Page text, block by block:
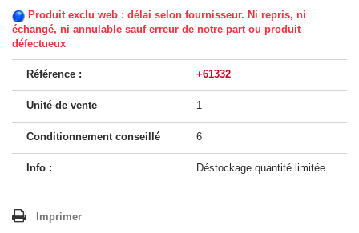
Produit exclu web : délai selon fournisseur. Ni repris, ni
échangé, ni annulable sauf erreur de notre part ou produit
défectueux
Référence : +61332
Unité de vente 1
Conditionnement conseillé 6
Info : Déstockage quantité limitée
Imprimer